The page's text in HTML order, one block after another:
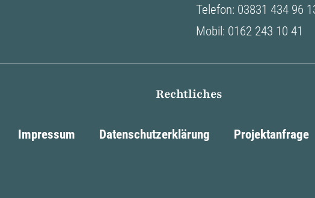
Telefon: 03831 434 96
Mobil: 0162 243 10 41
Rechtliches
Impressum Datenschutzerklärung Projektanfrage